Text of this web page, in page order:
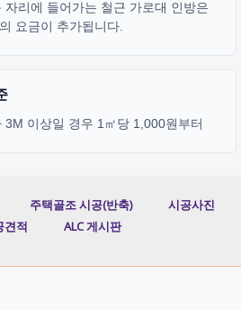
자리에 들어가는 철근 가로대 인방은
요금이 추가됩니다.
3M 이상일 경우 1㎡당 1,000원부터
주택골조 시공(반축)
시공사진
견적
ALC 게시판